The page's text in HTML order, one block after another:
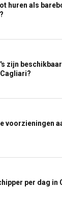
huren als
zijn
voorzieningen
per dag in